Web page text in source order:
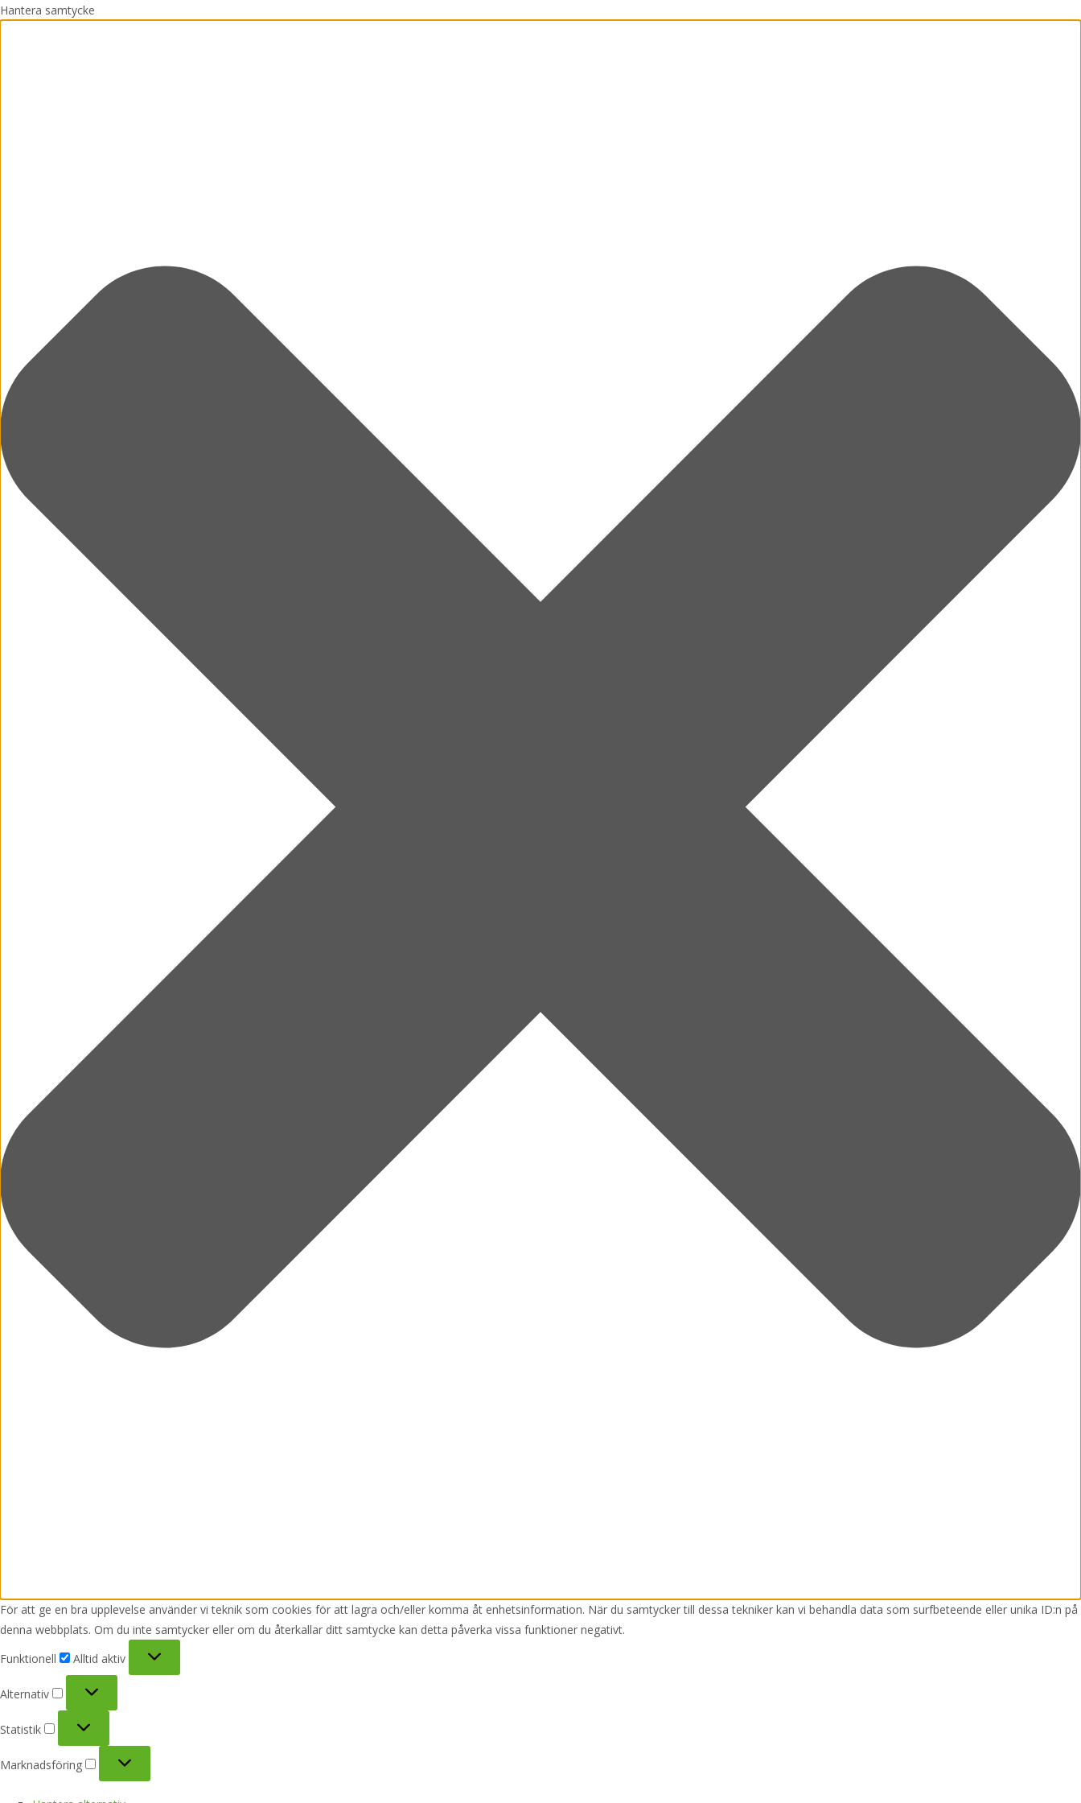
Hantera samtycke
För att ge en bra upplevelse använder vi teknik som cookies för att lagra och/eller komma åt enhetsinformation. När du samtycker till dessa tekniker kan vi behandla data som surfbeteende eller unika ID:n på
denna webbplats. Om du inte samtycker eller om du återkallar ditt samtycke kan detta påverka vissa funktioner negativt.
Funktionell
Alltid aktiv
Alternativ
Alternativ
Statistik
Statistik
Marknadsföring
Marknadsföring